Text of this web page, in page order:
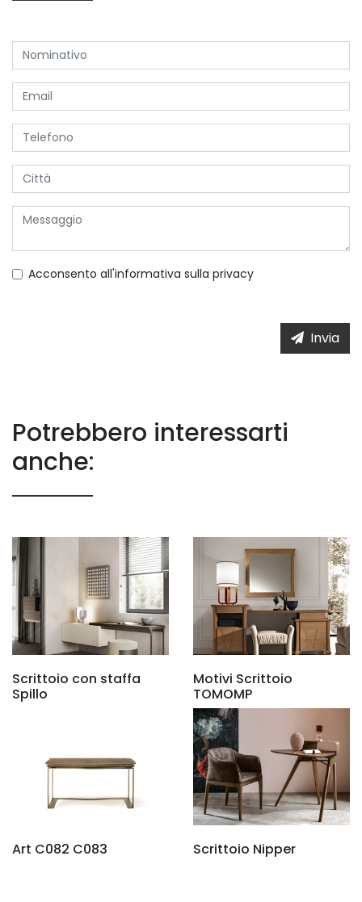
Acconsento all'informativa sulla privacy
Invia
Potrebbero interessarti
anche:
Scrittoio con staffa
Spillo
Motivi Scrittoio
TOMOMP
Art C082 C083 Scrittoio Nipper